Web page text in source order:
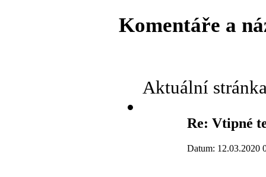
Komentáře a
Aktuální
Re: Vtipné
Datum: 12.03.2020